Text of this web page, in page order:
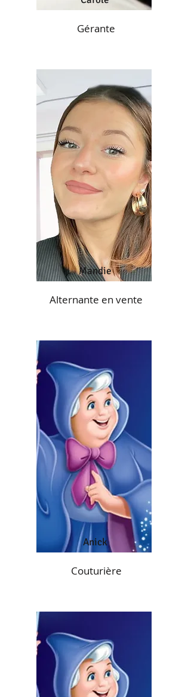
Gérante
Mandie
Alternante en vente
Anick
Couturière